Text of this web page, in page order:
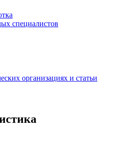
специалистов
организациях и статьи